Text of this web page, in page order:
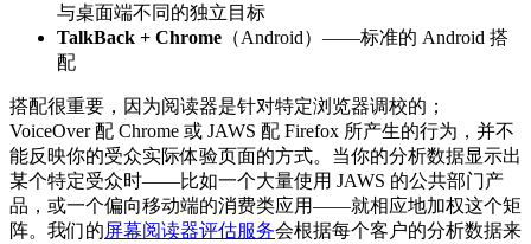
与桌面端不同的独立目标
TalkBack + Chrome （Android）——标准的 Android 搭
配
搭配很重要，因为阅读器是针对特定浏览器调校的；
VoiceOver 配 Chrome 或 JAWS 配 Firefox 所产生的行为，并不
能反映你的受众实际体验页面的方式。当你的分析数据显示出
某个特定受众时——比如一个大量使用 JAWS 的公共部门产
品，或一个偏向移动端的消费类应用——就相应地加权这个矩
阵。我们的屏幕阅读器评估服务会根据每个客户的分析数据来